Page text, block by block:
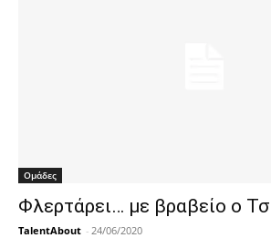
Ομάδες
Φλερτάρει… με βραβείο ο
TalentAbout - 24/06/2020